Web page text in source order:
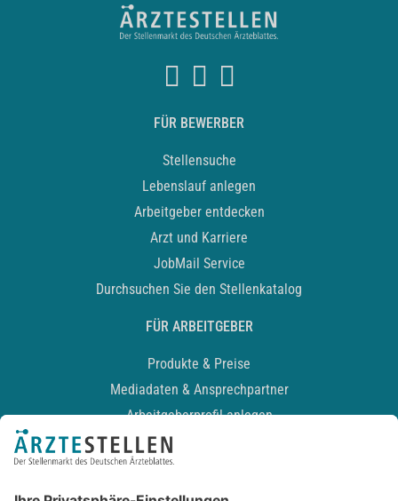
FÜR BEWERBER
Stellensuche
Lebenslauf anlegen
Arbeitgeber entdecken
Arzt und Karriere
JobMail Service
Durchsuchen Sie den Stellenkatalog
FÜR ARBEITGEBER
Produkte & Preise
Mediadaten & Ansprechpartner
Arbeitgeberprofil anlegen
Recruiting-Podcast